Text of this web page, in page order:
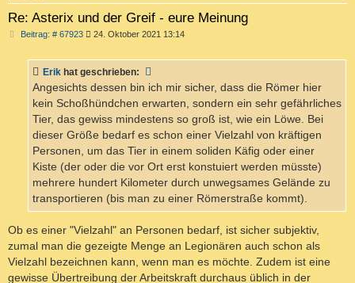
Re: Asterix und der Greif - eure Meinung
Beitrag: # 67923B
r
a
24. Oktober 2021 13:14
Erik hat geschrieben:
Angesichts dessen bin ich mir sicher, dass die Römer hier
kein Schoßhündchen erwarten, sondern ein sehr gefährliches
Tier, das gewiss mindestens so groß ist, wie ein Löwe. Bei
dieser Größe bedarf es schon einer Vielzahl von kräftigen
Personen, um das Tier in einem soliden Käfig oder einer
Kiste (der oder die vor Ort erst konstuiert werden müsste)
mehrere hundert Kilometer durch unwegsames Gelände zu
transportieren (bis man zu einer Römerstraße kommt).
Ob es einer "Vielzahl" an Personen bedarf, ist sicher subjektiv,
zumal man die gezeigte Menge an Legionären auch schon als
Vielzahl bezeichnen kann, wenn man es möchte. Zudem ist eine
gewisse Übertreibung der Arbeitskraft durchaus üblich in der